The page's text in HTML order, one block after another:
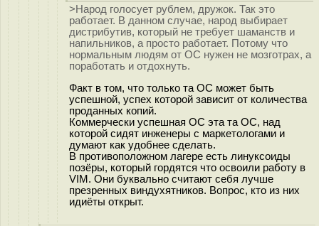
>Народ голосует рублем, дружок. Так это
работает. В данном случае, народ выбирает
дистрибутив, который не требует шаманств и
напильников, а просто работает. Потому что
нормальным людям от ОС нужен не мозготpax, а
поработать и отдохнуть.
Факт в том, что только та ОС может быть
успешной, успех которой зависит от количества
проданных копий.
Коммерчески успешная ОС эта та ОС, над
которой сидят инженеры с маркетологами и
думают как удобнее сделать.
В противоположном лагере есть линуксоиды
позёры, который гордятся что освоили работу в
VIM. Они буквально считают себя лучше
презренных виндухятников. Вопрос, кто из них
идиёты открыт.